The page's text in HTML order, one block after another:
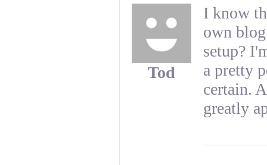
Tod
I know
own
setup?
a pretty
certain.
greatly